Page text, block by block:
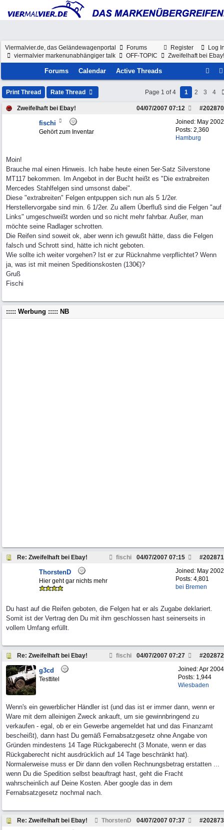
Register Log
Viermalvier.de, das Geländewagenportal
Forums
viermalvier markenunabhängiger talk
OFF-TOPIC Zweifelhaft bei Ebay!
Forums Calendar Active Threads
Print Thread Rate Thread Page 1 of 4 1 2 3 4
Zweifelhaft bei Ebay! #202870
04/07/2007 07:12
Joined: May 2002
Posts: 2,360
Hamburg
fischi
Gehört zum Inventar
Moin!
Brauche mal einen Hinweis. Ich habe heute einen 5er-Satz Silverstone
MT117 bekommen. Im Angebot in der Bucht heißt es "Die extrabreiten
Mercedes Stahlfelgen sind umsonst dabei".
Diese "extrabreiten" Felgen entpuppen sich nun als 5 1/2er.
Herstellervorgabe sind min. 6 1/2er. Zu allem Überfluß sind die Felgen "auf
Links" umgeschweißt worden und so nicht mehr fahrbar. Außer, man
möchte seine Radlager schrotten.
Die Reifen sind soweit ok, aber wenn ich gewußt hätte, dass die Felgen
falsch und Schrott sind, hätte ich nicht geboten.
Wie sollte ich weiter vorgehen? Ist er zur Rücknahme verpflichtet? Wenn
ja, was ist mit meinen Speditionskosten (130€)?
Gruß
Fischi
::::: Werbung ::::: NB
Re: Zweifelhaft bei Ebay! fischi #202871
04/07/2007 07:15
Joined: May 2002
Posts: 4,801
bei Bremen
ThorstenD
Hier geht gar nichts mehr
Du hast auf die Reifen geboten, die Felgen hat er als Zugabe deklariert.
Somit ist der Vertrag den Du mit ihm geschlossen hast seinerseits in
vollem Umfang erfüllt.
Re: Zweifelhaft bei Ebay! fischi #202872
04/07/2007 07:27
Joined:Apr 2004
Posts: 1,944
Wiesbaden
g3cd
Testtitel
Wenn's ein gewerblicher Händler ist (und das ist er immer dann, wenn er
Ware mit dem alleinigen Zweck ankauft, um sie gewinnbringend zu
verkaufen - egal, ob er ein Gewerbe angemeldet hat und das Finanzamt
bescheißt), dann hast Du gemäß Fernabsatzgesetz ohne Angabe von
Gründen mindestens 14 Tage Rückgaberecht (3 Monate, wenn er das
Rückgaberecht nicht ausdrücklich auf 14 Tage beschränkt hat).
Normalerweise muss er Dir dann den vollen Rechnungsbetrag erstatten ...
wenn Du die Spedition selbst beauftragt hast, geht die Fracht
wahrscheinlich auf Deine Kosten. Aber google das in dem
Fernabsatzgesetz nochmal nach.
Re: Zweifelhaft bei Ebay! ThorstenD #202873
04/07/2007 07:37